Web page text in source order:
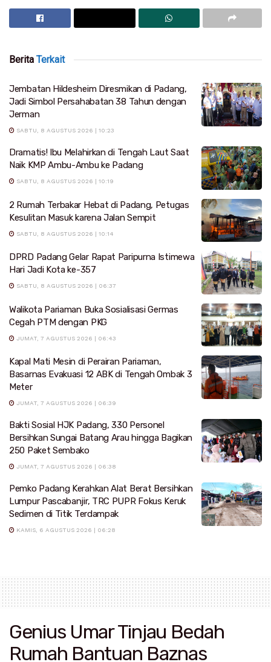
Berita Terkait
Jembatan Hildesheim Diresmikan di Padang,
Jadi Simbol Persahabatan 38 Tahun dengan
Jerman
SABTU, 8 AGUSTUS 2026 | 10:23
Dramatis! Ibu Melahirkan di Tengah Laut Saat
Naik KMP Ambu-Ambu ke Padang
SABTU, 8 AGUSTUS 2026 | 10:19
2 Rumah Terbakar Hebat di Padang, Petugas
Kesulitan Masuk karena Jalan Sempit
SABTU, 8 AGUSTUS 2026 | 10:14
DPRD Padang Gelar Rapat Paripurna Istimewa
Hari Jadi Kota ke-357
SABTU, 8 AGUSTUS 2026 | 06:37
Walikota Pariaman Buka Sosialisasi Germas
Cegah PTM dengan PKG
JUMAT, 7 AGUSTUS 2026 | 06:43
Kapal Mati Mesin di Perairan Pariaman,
Basarnas Evakuasi 12 ABK di Tengah Ombak 3
Meter
JUMAT, 7 AGUSTUS 2026 | 06:39
Bakti Sosial HJK Padang, 330 Personel
Bersihkan Sungai Batang Arau hingga Bagikan
250 Paket Sembako
JUMAT, 7 AGUSTUS 2026 | 06:38
Pemko Padang Kerahkan Alat Berat Bersihkan
Lumpur Pascabanjir, TRC PUPR Fokus Keruk
Sedimen di Titik Terdampak
KAMIS, 6 AGUSTUS 2026 | 06:28
Genius Umar Tinjau Bedah
Rumah Bantuan Baznas